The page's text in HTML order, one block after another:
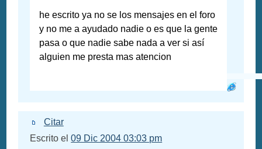
he escrito ya no se los mensajes en el foro
y no me a ayudado nadie o es que la gente
pasa o que nadie sabe nada a ver si así
alguien me presta mas atencion
Citar
Escrito el09 Dic 2004 03:03 pm